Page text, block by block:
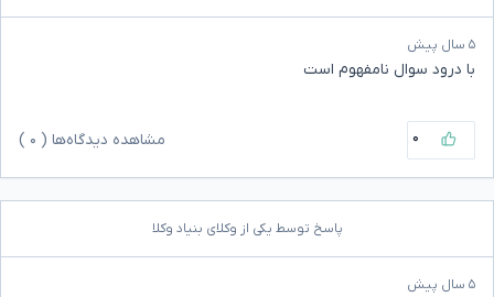
۵ سال پیش
با درود سوال نامفهوم است
۰ مشاهده دیدگاه‌ها ( ۰
پاسخ توسط یکی از وکلای بنیاد وکلا
۵ سال پیش